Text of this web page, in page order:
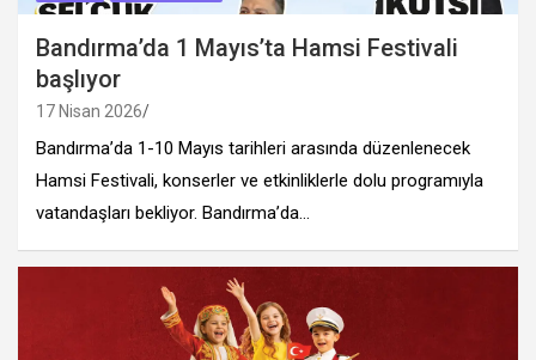
Bandırma’da 1 Mayıs’ta Hamsi Festivali
başlıyor
17 Nisan 2026
Bandırma’da 1-10 Mayıs tarihleri arasında düzenlenecek
Hamsi Festivali, konserler ve etkinliklerle dolu programıyla
vatandaşları bekliyor. Bandırma’da…